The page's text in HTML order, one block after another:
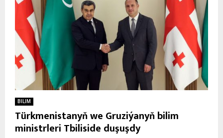
BILIM
Türkmenistanyň we Gruziýanyň bilim
ministrleri Tbiliside duşuşdy